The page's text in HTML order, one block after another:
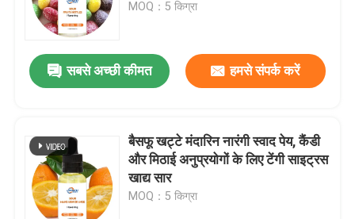
MOQ：5 किग्रा
सबसे अच्छी कीमत हमसे संपर्क करें
बैसफू खट्टे मंदारिन नारंगी स्वाद पेय, कैंडी
और मिठाई अनुप्रयोगों के लिए टेंगी साइट्रस
खाद्य सार
MOQ：5 किग्रा